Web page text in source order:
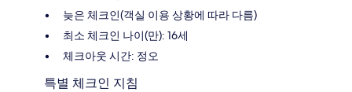
늦은 체크인(객실 이용 상황에 따라 다름)
최소 체크인 나이(만): 16세
체크아웃 시간: 정오
특별 체크인 지침